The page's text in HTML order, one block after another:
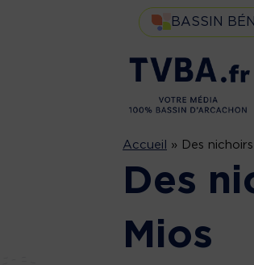
BASSIN
Accueil » Des
Des
Mios